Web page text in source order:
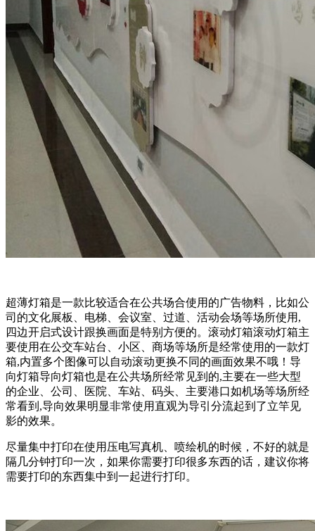
超薄灯箱是一款比较适合在公共场合使用的广告物料，比如公
司的文化展板、电梯、会议室、过道、活动会场等场所使用,
四边开启式设计跟换画面是特别方便的。滚动灯箱滚动灯箱主
要使用在公交车站台、小区、商场等场所是经常使用的一款灯
箱,内置多个图像可以自动滚动更换不同的画面效果不哦！导
向灯箱导向灯箱也是在公共场所经常见到的,主要在一些大型
的企业、公司、医院、车站、码头、主要港口如机场等场所经
常看到,导向效果明显非常使用直观为导引分流起到了立竿见
影的效果。
尽量集中打印在使用压电写真机、喷绘机的时候，不好的就是
隔几分钟打印一次，如果你需要打印很多东西的话，建议你将
需要打印的东西集中到一起进行打印。